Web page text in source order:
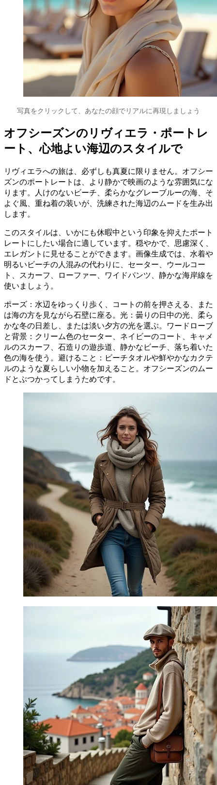
写真をクリックして、あなたの顔でリアルに再現しましょう
オフシーズンのリヴィエラ・ポートレ
ート、心地よい海辺のスタイルで
リヴィエラへの旅は、必ずしも真夏に限りません。オフシー
ズンのポートレートは、より静かで映画のような雰囲気にな
ります。人けのないビーチ、柔らかなグレーブルーの海、そ
よぐ風、重ね着の装いが、洗練された海辺のムードを生み出
します。
このスタイルは、いかにも休暇中という印象を抑えたポート
レートにしたい場合に適しています。穏やかで、思慮深く、
エレガントに見せることができます。画像生成では、水着や
明るいビーチの人混みの代わりに、セーター、ウールコー
ト、スカーフ、ローファー、ワイドパンツ、静かな海岸線を
使いましょう。
ポーズ：水辺をゆっくり歩く、コートの前を押さえる、また
は海の方を見ながら石壁に座る。光：曇りの日中の光、柔ら
かな冬の日差し、または淡い夕方の光を選ぶ。ワードローブ
と背景：クリーム色のセーター、ネイビーのコート、キャメ
ルのスカーフ、石造りの遊歩道、静かなビーチ、落ち着いた
色の海を使う。避けること：ビーチタオルや鮮やかなカクテ
ルのような夏らしい小物を加えること。オフシーズンのムー
ドとぶつかってしまうためです。